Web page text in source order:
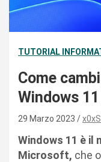
TUTORIAL
Come
Windows 11
29 Marzo 2023
Windows 11 è il
Microsoft, che